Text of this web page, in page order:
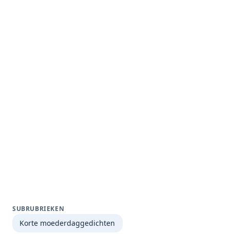
SUBRUBRIEKEN
Korte moederdaggedichten